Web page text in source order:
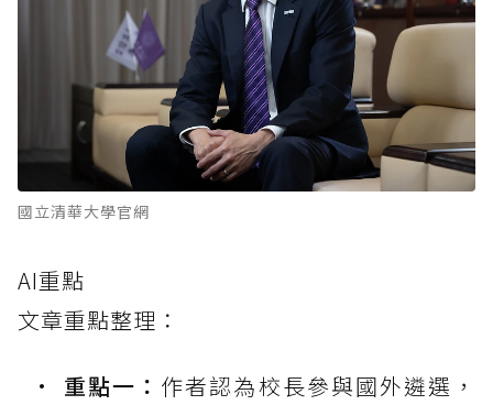
國立清華大學官網
AI重點
文章重點整理：
重點一： 作者認為校長參與國外遴選，